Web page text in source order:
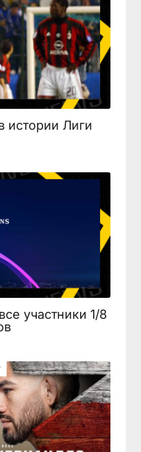
истории Лиги
участники 1/8